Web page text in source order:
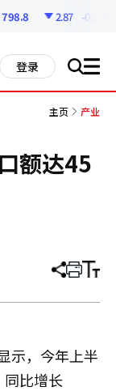
2.87 -0.36%
登录 搜 all
主页 产业
额达45
分
章
打 调
小
示，今年上半
同比增长